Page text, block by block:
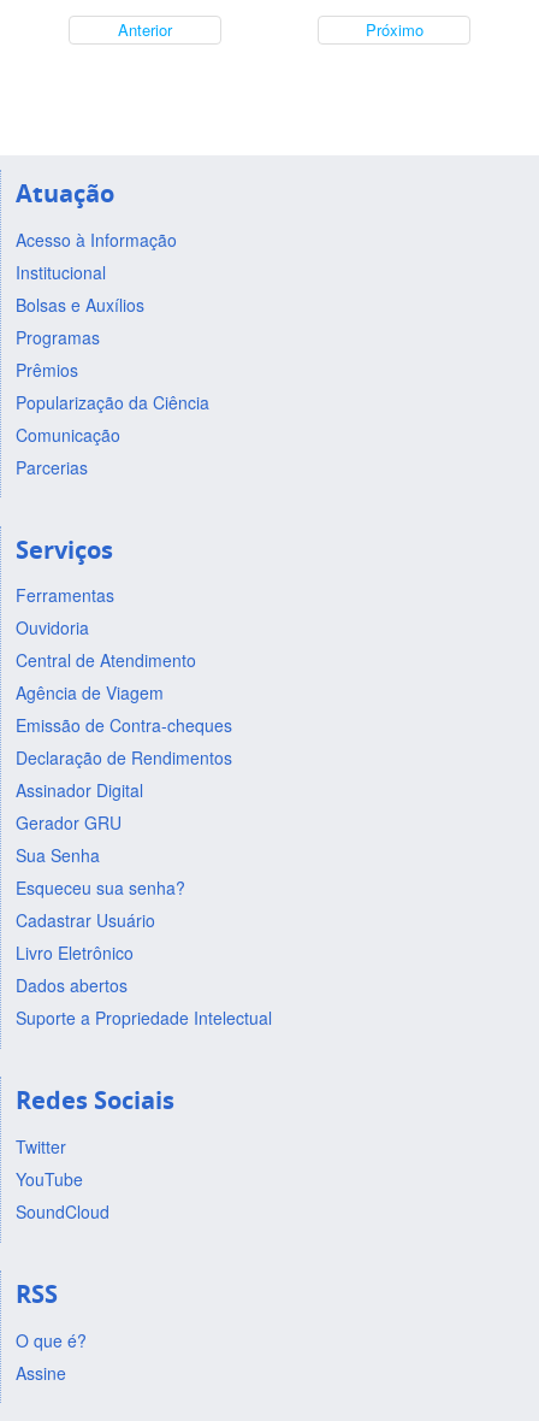
Anterior Próximo
Atuação
Acesso à Informação
Institucional
Bolsas e Auxílios
Programas
Prêmios
Popularização da Ciência
Comunicação
Parcerias
Serviços
Ferramentas
Ouvidoria
Central de Atendimento
Agência de Viagem
Emissão de Contra-cheques
Declaração de Rendimentos
Assinador Digital
Gerador GRU
Sua Senha
Esqueceu sua senha?
Cadastrar Usuário
Livro Eletrônico
Dados abertos
Suporte a Propriedade Intelectual
Redes Sociais
Twitter
YouTube
SoundCloud
RSS
O que é?
Assine